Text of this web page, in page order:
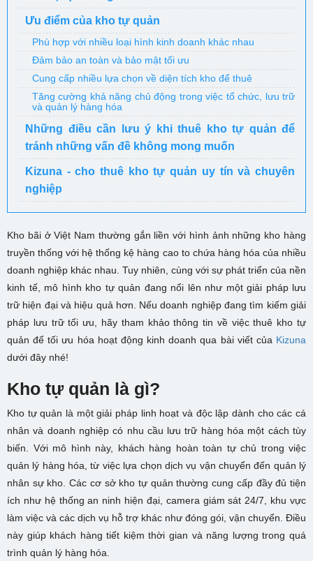
Ưu điểm của kho tự quản
Phù hợp với nhiều loại hình kinh doanh khác nhau
Đảm bảo an toàn và bảo mật tối ưu
Cung cấp nhiều lựa chọn về diện tích kho để thuê
Tăng cường khả năng chủ động trong việc tổ chức, lưu trữ
và quản lý hàng hóa
Những điều cần lưu ý khi thuê kho tự quản để
tránh những vấn đề không mong muốn
Kizuna - cho thuê kho tự quản uy tín và chuyên
nghiệp
Kho bãi ở Việt Nam thường gắn liền với hình ảnh những kho hàng
truyền thống với hệ thống kệ hàng cao to chứa hàng hóa của nhiều
doanh nghiệp khác nhau. Tuy nhiên, cùng với sự phát triển của nền
kinh tế, mô hình kho tự quản đang nổi lên như một giải pháp lưu
trữ hiện đại và hiệu quả hơn. Nếu doanh nghiệp đang tìm kiếm giải
pháp lưu trữ tối ưu, hãy tham khảo thông tin về việc thuê kho tự
quản để tối ưu hóa hoạt động kinh doanh qua bài viết của Kizuna
dưới đây nhé!
Kho tự quản là gì?
Kho tự quản là một giải pháp linh hoạt và độc lập dành cho các cá
nhân và doanh nghiệp có nhu cầu lưu trữ hàng hóa một cách tùy
biến. Với mô hình này, khách hàng hoàn toàn tự chủ trong việc
quản lý hàng hóa, từ việc lựa chọn dịch vụ vận chuyển đến quản lý
nhân sự kho. Các cơ sở kho tự quản thường cung cấp đầy đủ tiện
ích như hệ thống an ninh hiện đại, camera giám sát 24/7, khu vực
làm việc và các dịch vụ hỗ trợ khác như đóng gói, vận chuyển. Điều
này giúp khách hàng tiết kiệm thời gian và năng lượng trong quá
trình quản lý hàng hóa.